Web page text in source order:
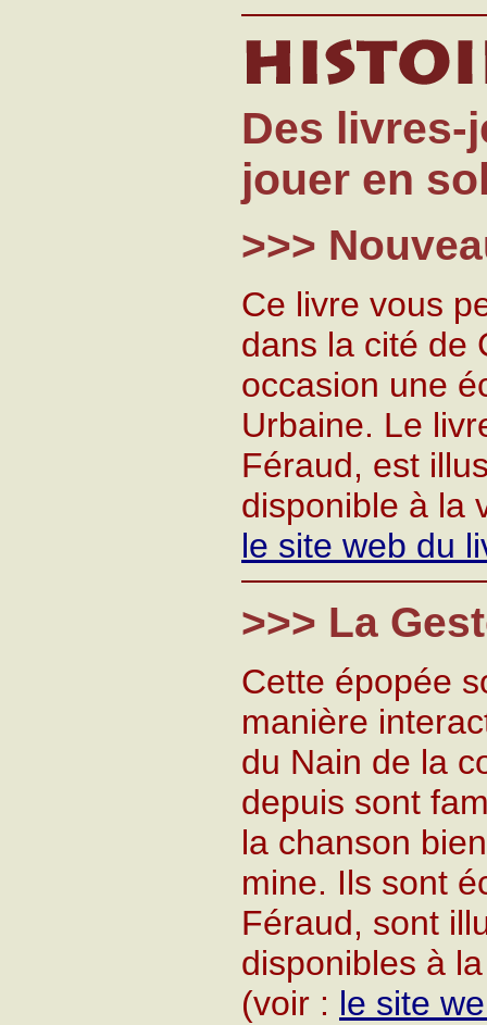
Des livres-
jouer en
>>>
Ce livre vous
dans la cité de
occasion une
Urbaine. Le
Féraud, est
disponible à la
le site web du
>>> La
Cette épopée
manière
du Nain de la
depuis sont
la chanson
mine. Ils sont
Féraud, sont
disponibles à
(voir : le site